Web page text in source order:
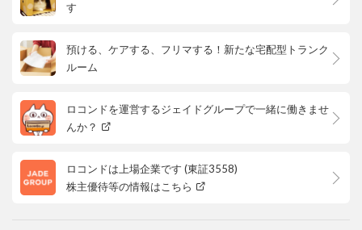
す
預ける、ケアする、フリマする！新たな宅配型トランク
ルーム
ロコンドを運営するジェイドグループで一緒に働きませ
んか？
ロコンドは上場企業です (東証3558)
株主優待等の情報はこちら